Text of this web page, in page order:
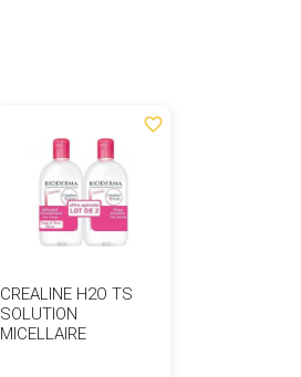
favorite_border
CREALINE H2O TS
SOLUTION
MICELLAIRE